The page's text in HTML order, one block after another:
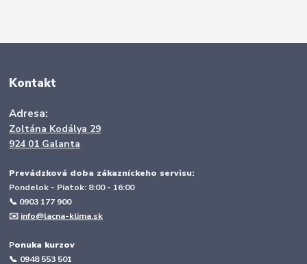
Kontakt
Adresa:
Zoltána Kodálya 29
924 01 Galanta
Prevádzková doba zákazníckeho servisu:
Pondelok - Piatok: 8:00 - 16:00
📞 0903 177 900
✉️ info@lacna-klima.sk
Ponuka kurzov
📞 0948 553 501